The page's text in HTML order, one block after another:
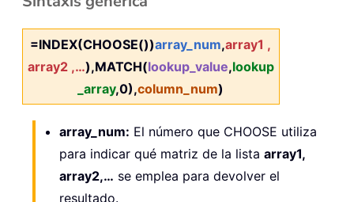
=INDEX(CHOOSE())array_num,array1 ,
array2 ,…),MATCH(lookup_value,lookup
_array,0),column_num)
array_num: El número que CHOOSE utiliza
para indicar qué matriz de la lista array1,
array2,… se emplea para devolver el
resultado.